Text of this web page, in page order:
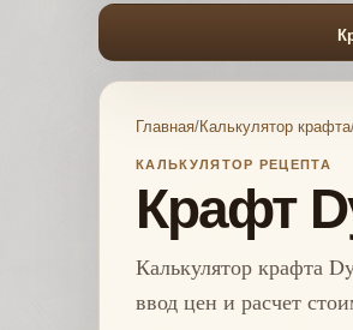
Главная/Калькулятор крафта
КАЛЬКУЛЯТОР РЕЦЕПТА
Крафт
Калькулятор крафта
ввод цен и расчет